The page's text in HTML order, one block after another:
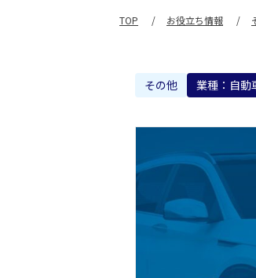
TOP お役立ち情報
その他 業種：自動